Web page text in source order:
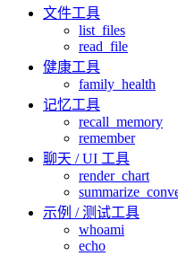
文件工具
list_files
read_file
健康工具
family_health
记忆工具
recall_memory
remember
聊天 / UI 工具
render_chart
示例 / 测试工具
whoami
echo